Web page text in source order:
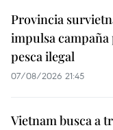
Provincia
impulsa
pesca ilegal
07/08/2026 21:45
Vietnam busca a